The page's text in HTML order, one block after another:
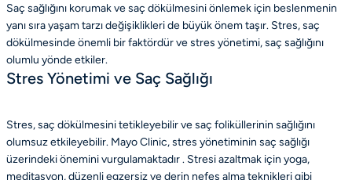
Saç sağlığını korumak ve saç dökülmesini önlemek için beslenmenin
yanı sıra yaşam tarzı değişiklikleri de büyük önem taşır. Stres, saç
dökülmesinde önemli bir faktördür ve stres yönetimi, saç sağlığını
olumlu yönde etkiler.
Stres Yönetimi ve Saç Sağlığı
Stres, saç dökülmesini tetikleyebilir ve saç foliküllerinin sağlığını
olumsuz etkileyebilir. Mayo Clinic, stres yönetiminin saç sağlığı
üzerindeki önemini vurgulamaktadır . Stresi azaltmak için yoga,
meditasyon, düzenli egzersiz ve derin nefes alma teknikleri gibi